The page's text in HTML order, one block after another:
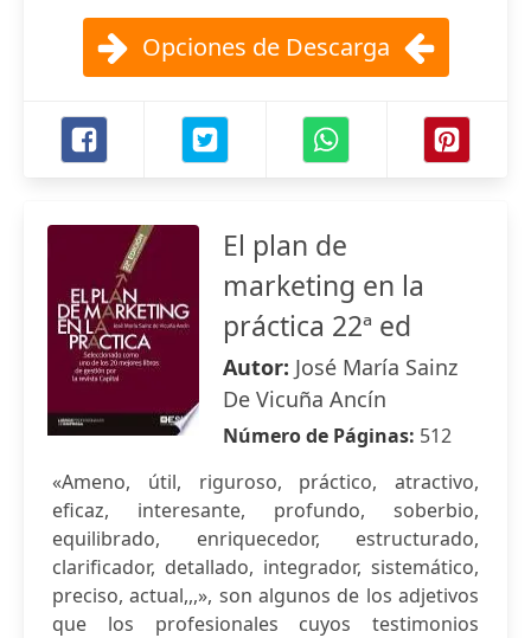
Opciones de Descarga
El plan de
marketing en la
práctica 22ª ed
Autor: José María Sainz
De Vicuña Ancín
Número de Páginas: 512
«Ameno, útil, riguroso, práctico, atractivo,
eficaz, interesante, profundo, soberbio,
equilibrado, enriquecedor, estructurado,
clarificador, detallado, integrador, sistemático,
preciso, actual,,,», son algunos de los adjetivos
que los profesionales cuyos testimonios